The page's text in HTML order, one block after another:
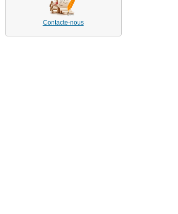
Contacte-nous